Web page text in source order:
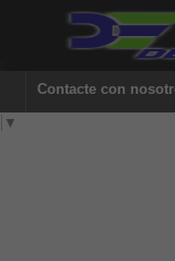
Contacte con
▼